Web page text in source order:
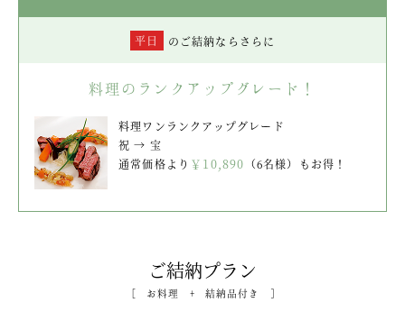
平日 のご結納ならさらに
料理のランクアップグレード！
料理ワンランクアップグレード
祝 → 宝
通常価格より ￥10,890 （6名様）もお得！
ご結納プラン
[ お料理 + 結納品付き ]